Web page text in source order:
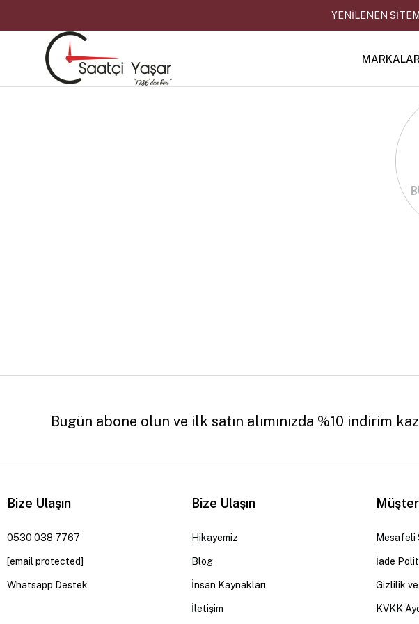
YENİLENEN
MARKALAR
Bugün abone olun ve ilk satın alımınızda %10 indirim
Bize Ulaşın
0530 038 7767
[email protected]
Whatsapp Destek
Bize Ulaşın
Hikayemiz
Blog
İnsan Kaynakları
İletişim
Mesafeli
İade
Gizlilik
KVKK